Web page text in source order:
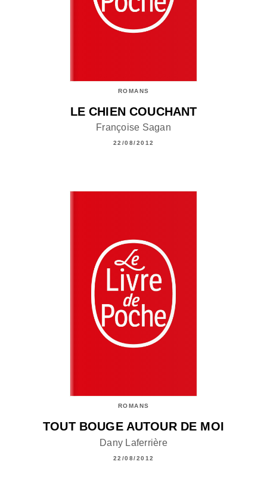
ROMANS
LE CHIEN COUCHANT
Françoise Sagan
22/08/2012
ROMANS
TOUT BOUGE AUTOUR DE MOI
Dany Laferrière
22/08/2012